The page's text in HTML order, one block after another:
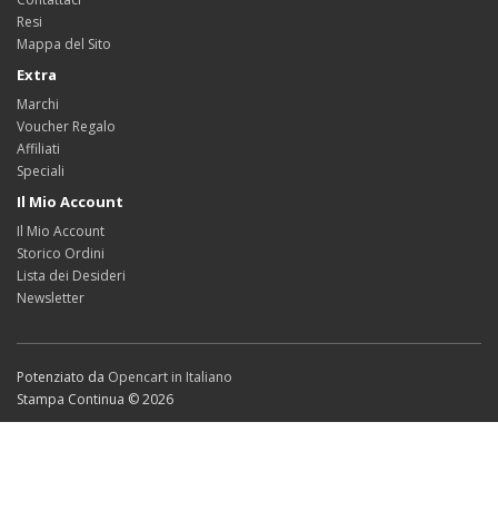
Resi
Mappa del Sito
Extra
Marchi
Voucher Regalo
Affiliati
Speciali
Il Mio Account
Il Mio Account
Storico Ordini
Lista dei Desideri
Newsletter
Potenziato da Opencart in Italiano
Stampa Continua © 2026